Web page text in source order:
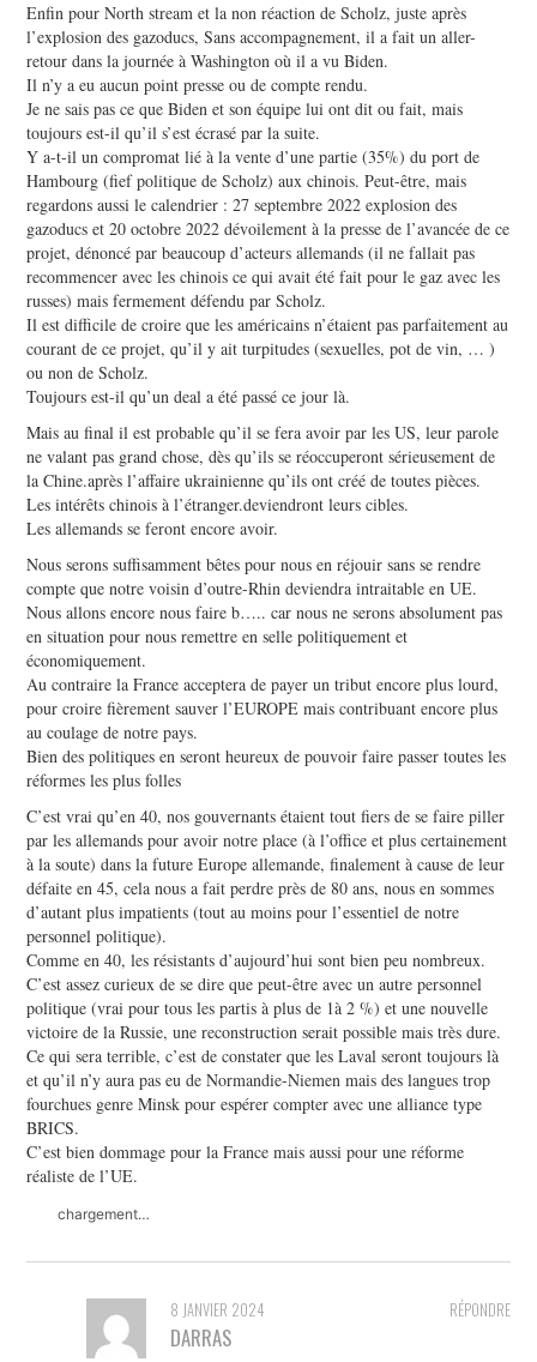
Enfin pour North stream et la non réaction de Scholz, juste après
l’explosion des gazoducs, Sans accompagnement, il a fait un aller-
retour dans la journée à Washington où il a vu Biden.
Il n’y a eu aucun point presse ou de compte rendu.
Je ne sais pas ce que Biden et son équipe lui ont dit ou fait, mais
toujours est-il qu’il s’est écrasé par la suite.
Y a-t-il un compromat lié à la vente d’une partie (35%) du port de
Hambourg (fief politique de Scholz) aux chinois. Peut-être, mais
regardons aussi le calendrier : 27 septembre 2022 explosion des
gazoducs et 20 octobre 2022 dévoilement à la presse de l’avancée de ce
projet, dénoncé par beaucoup d’acteurs allemands (il ne fallait pas
recommencer avec les chinois ce qui avait été fait pour le gaz avec les
russes) mais fermement défendu par Scholz.
Il est difficile de croire que les américains n’étaient pas parfaitement au
courant de ce projet, qu’il y ait turpitudes (sexuelles, pot de vin, … )
ou non de Scholz.
Toujours est-il qu’un deal a été passé ce jour là.
Mais au final il est probable qu’il se fera avoir par les US, leur parole
ne valant pas grand chose, dès qu’ils se réoccuperont sérieusement de
la Chine.après l’affaire ukrainienne qu’ils ont créé de toutes pièces.
Les intérêts chinois à l’étranger.deviendront leurs cibles.
Les allemands se feront encore avoir.
Nous serons suffisamment bêtes pour nous en réjouir sans se rendre
compte que notre voisin d’outre-Rhin deviendra intraitable en UE.
Nous allons encore nous faire b….. car nous ne serons absolument pas
en situation pour nous remettre en selle politiquement et
économiquement.
Au contraire la France acceptera de payer un tribut encore plus lourd,
pour croire fièrement sauver l’EUROPE mais contribuant encore plus
au coulage de notre pays.
Bien des politiques en seront heureux de pouvoir faire passer toutes les
réformes les plus folles
C’est vrai qu’en 40, nos gouvernants étaient tout fiers de se faire piller
par les allemands pour avoir notre place (à l’office et plus certainement
à la soute) dans la future Europe allemande, finalement à cause de leur
défaite en 45, cela nous a fait perdre près de 80 ans, nous en sommes
d’autant plus impatients (tout au moins pour l’essentiel de notre
personnel politique).
Comme en 40, les résistants d’aujourd’hui sont bien peu nombreux.
C’est assez curieux de se dire que peut-être avec un autre personnel
politique (vrai pour tous les partis à plus de 1à 2 %) et une nouvelle
victoire de la Russie, une reconstruction serait possible mais très dure.
Ce qui sera terrible, c’est de constater que les Laval seront toujours là
et qu’il n’y aura pas eu de Normandie-Niemen mais des langues trop
fourchues genre Minsk pour espérer compter avec une alliance type
BRICS.
C’est bien dommage pour la France mais aussi pour une réforme
réaliste de l’UE.
chargement…
RÉPONDRE
8 JANVIER 2024
DARRAS